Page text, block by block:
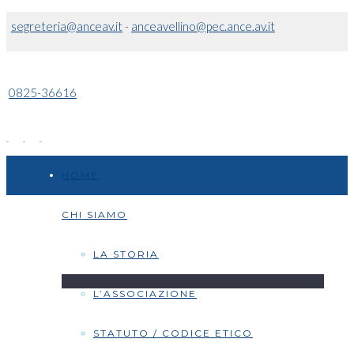
segreteria@anceav.it- anceavellino@pec.ance.av.it
0825-36616
CHI SIAMO
LA STORIA
L’ASSOCIAZIONE
STATUTO / CODICE ETICO